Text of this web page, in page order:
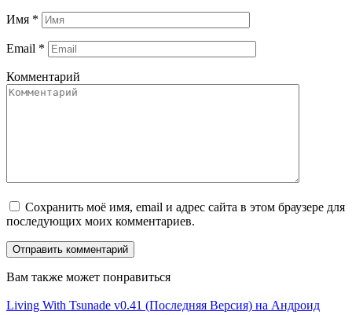
Имя *
Email *
Комментарий
Сохранить моё имя, email и адрес сайта в этом браузере для
последующих моих комментариев.
Вам также может понравиться
Living With Tsunade v0.41 (Последняя Версия) на Андроид